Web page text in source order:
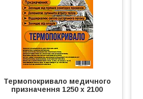
Термопокривало медичного
призначення 1250 х 2100